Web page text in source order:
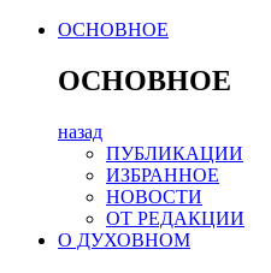
ОСНОВНОЕ
ОСНОВНОЕ
назад
ПУБЛИКАЦИИ
ИЗБРАННОЕ
НОВОСТИ
ОТ РЕДАКЦИИ
О ДУХОВНОМ